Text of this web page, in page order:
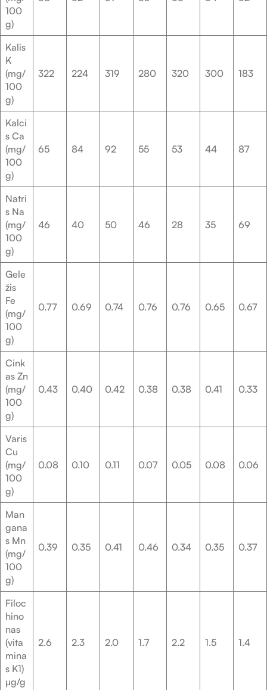
100
g)
Kalis
K
(mg/
100
g)
322 224 319 280 320 300 183
Kalci
s Ca
(mg/
100
g)
65 84 92 55 53 44 87
Natri
s Na
(mg/
100
g)
46 40 50 46 28 35 69
Gele
žis
Fe
(mg/
100
g)
0.77 0.69 0.74 0.76 0.76 0.65 0.67
Cink
as Zn
(mg/
100
g)
0.43 0.40 0.42 0.38 0.38 0.41 0.33
Varis
Cu
(mg/
100
g)
0.08 0.10 0.11 0.07 0.05 0.08 0.06
Man
gana
s Mn
(mg/
100
g)
0.39 0.35 0.41 0.46 0.34 0.35 0.37
Filoc
hino
nas
(vita
mina
s K1)
µg/g
2.6 2.3 2.0 1.7 2.2 1.5 1.4